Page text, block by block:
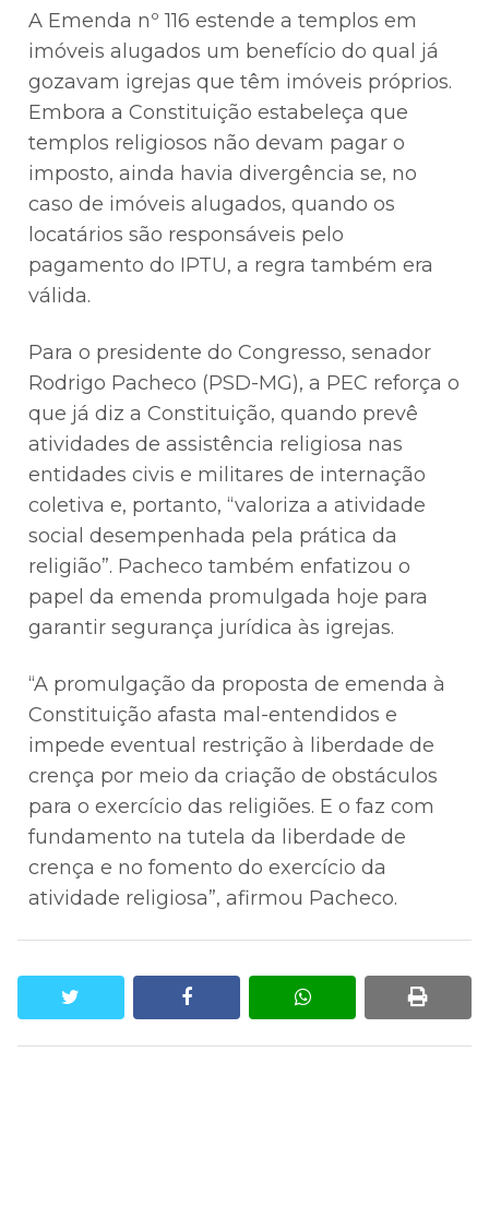
A Emenda nº 116 estende a templos em
imóveis alugados um benefício do qual já
gozavam igrejas que têm imóveis próprios.
Embora a Constituição estabeleça que
templos religiosos não devam pagar o
imposto, ainda havia divergência se, no
caso de imóveis alugados, quando os
locatários são responsáveis pelo
pagamento do IPTU, a regra também era
válida.
Para o presidente do Congresso, senador
Rodrigo Pacheco (PSD-MG), a PEC reforça o
que já diz a Constituição, quando prevê
atividades de assistência religiosa nas
entidades civis e militares de internação
coletiva e, portanto, “valoriza a atividade
social desempenhada pela prática da
religião”. Pacheco também enfatizou o
papel da emenda promulgada hoje para
garantir segurança jurídica às igrejas.
“A promulgação da proposta de emenda à
Constituição afasta mal-entendidos e
impede eventual restrição à liberdade de
crença por meio da criação de obstáculos
para o exercício das religiões. E o faz com
fundamento na tutela da liberdade de
crença e no fomento do exercício da
atividade religiosa”, afirmou Pacheco.
facebook whatsapp print